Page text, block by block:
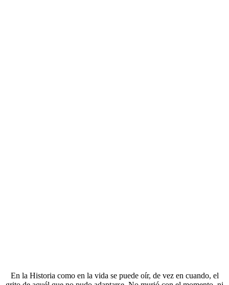
En la Historia como en la vida se puede oír, de vez en cuando, el